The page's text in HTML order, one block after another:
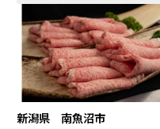
新潟県 南魚沼市